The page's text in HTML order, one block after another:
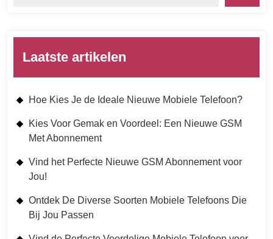
Laatste artikelen
Hoe Kies Je de Ideale Nieuwe Mobiele Telefoon?
Kies Voor Gemak en Voordeel: Een Nieuwe GSM
Met Abonnement
Vind het Perfecte Nieuwe GSM Abonnement voor
Jou!
Ontdek De Diverse Soorten Mobiele Telefoons Die
Bij Jou Passen